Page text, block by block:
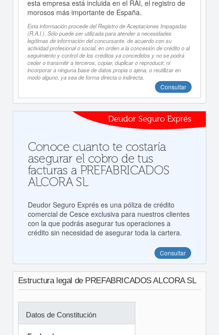
esta empresa está incluida en el RAI, el registro de
morosos más importante de España.
Esta información procede del Registro de Aceptaciones Impagadas
(R.A.I.). Sólo puede ser utilizada para atender a necesidades
legítimas de información del concursante, de acuerdo con su
actividad profesional o social, en orden a la concesión de crédito o al
seguimiento y control de los créditos ya concedidos y no se podrá
ceder o transmitir a terceros, copiar, duplicar o reproducir, ni
incorporar a ninguna base de datos propia o ajena, o reutilizar en
modo alguno, ya sea de forma directa o indirecta.
Consultar
Deudor Seguro Exprés
Conoce cuanto te costaría
asegurar el cobro de tus
facturas a PREFABRICADOS
ALCORA SL
Deudor Seguro Exprés es una póliza de crédito
comercial de Cesce exclusiva para nuestros clientes
con la que podrás asegurar tus operaciones a
crédito sin necesidad de asegurar toda la cartera.
Consultar
Estructura legal de PREFABRICADOS ALCORA SL
Datos de Constitución